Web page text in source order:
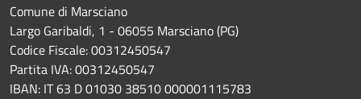
Comune di Marsciano
Largo Garibaldi, 1 - 06055 Marsciano (PG)
Codice Fiscale: 00312450547
Partita IVA: 00312450547
IBAN: IT 63 D 01030 38510 000001115783